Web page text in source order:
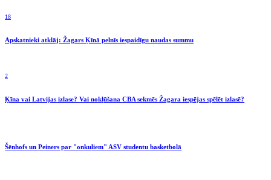
18
Apskatnieki atklāj: Žagars Ķīnā pelnīs iespaidīgu naudas summu
2
Ķīna vai Latvijas izlase? Vai nokļūšana CBA sekmēs Žagara iespējas spēlēt izlasē?
Šēnhofs un Peiners par "onkuļiem" ASV studentu basketbolā